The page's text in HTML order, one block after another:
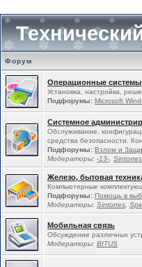
Форум
Операционные системы
Установка, настройка,
Подфорумы: Microsoft
Системное
Обслуживание,
средства безопасности.
Подфорумы: Взлом и
Модераторы: -13- Sintorres
Железо, бытовая
Компьютерные
Подфорумы: Помощь в
Модераторы: Sintorres
Мобильная связь
Обсуждение различных
Модераторы: BITUS